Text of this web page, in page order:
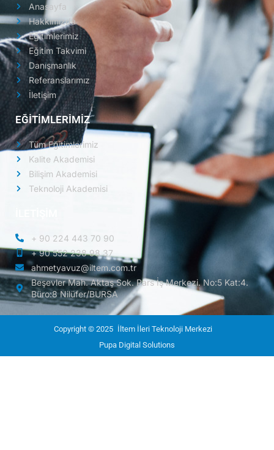
Anasayfa
Hakkımızda
Eğitimlerimiz
Eğitim Takvimi
Danışmanlık
Referanslarımız
İletişim
EĞİTİMLERİMİZ
Tüm Eğitimlerimiz
Kalite Akademisi
Bilişim Akademisi
Teknoloji Akademisi
+ 90 224 443 70 90
+ 90 552 238 98 37
ahmetyavuz@iltem.com.tr
Beşevler Mah. Aktaş Sok. Pars İş Merkezi. No:5 Kat:4.
Büro:8 Nilüfer/BURSA
Copyright © 2025 İltem İleri Teknoloji Merkezi
Pupa Digital Solutions